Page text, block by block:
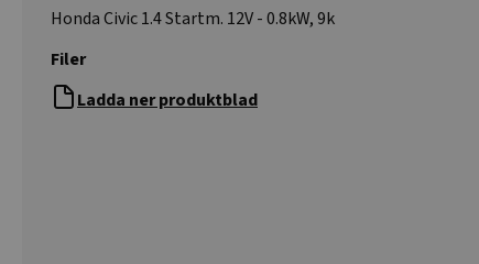
Honda Civic 1.4 Startm. 12V - 0.8kW, 9k
Filer
Ladda ner produktblad